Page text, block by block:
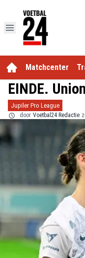
Matchcenter
EINDE.
Jupiler Pro League
door Voetbal24 Redactie